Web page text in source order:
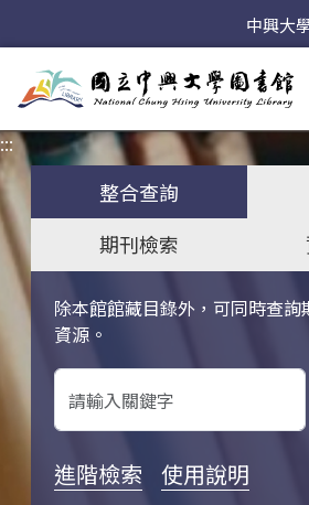
中興大
:::
整合查詢
期刊檢索
除本館館藏目錄外，可同時查詢
資源。
關鍵字搜尋
進階檢索 使用說明